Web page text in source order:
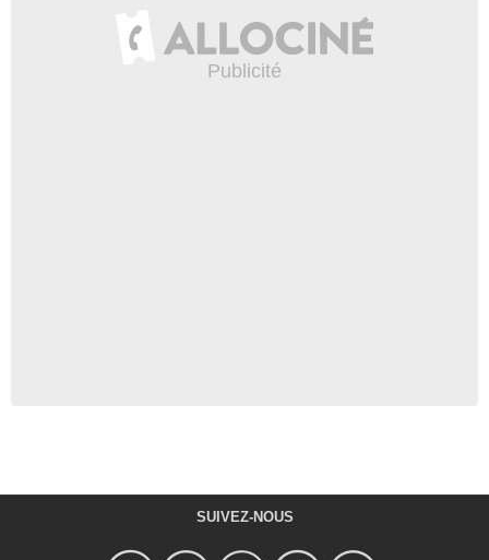
SUIVEZ-NOUS